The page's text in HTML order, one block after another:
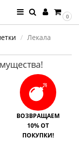
0
Лекала
ВОЗВРАЩАЕМ
10% ОТ
ПОКУПКИ!